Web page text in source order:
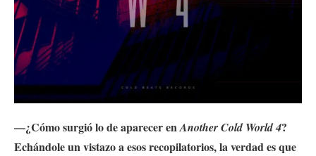
—¿Cómo surgió lo de aparecer enAnother Cold World 4?
Echándole un vistazo a esos recopilatorios, la verdad es que